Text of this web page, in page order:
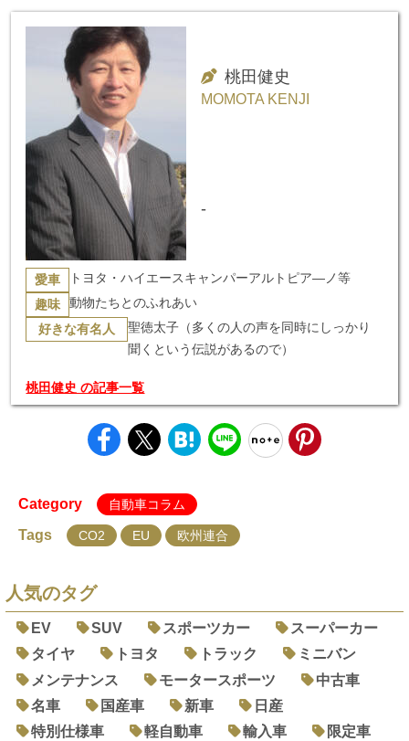
桃田健史
MOMOTA KENJI
-
愛車 トヨタ・ハイエースキャンパーアルトピア―ノ等
趣味 動物たちとのふれあい
好きな有名人
聖徳太子（多くの人の声を同時にしっかり
聞くという伝説があるので）
桃田健史 の記事一覧
Category 自動車コラム
Tags CO2 EU 欧州連合
人気のタグ
EV SUV スポーツカー
スーパーカー
タイヤ
トヨタ トラック
ミニバン
メンテナンス
モータースポーツ
中古車
名車
国産車 新車
日産
特別仕様車
軽自動車 輸入車
限定車